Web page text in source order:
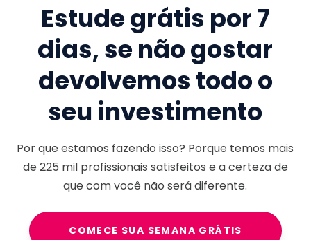
Estude grátis por 7
dias, se não gostar
devolvemos todo o
seu investimento
Por que estamos fazendo isso? Porque temos mais
de225 milprofissionais satisfeitos e a certeza de
que com você não será diferente.
COMECE SUA SEMANA GRÁTIS